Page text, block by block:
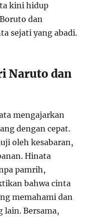
kini hidup
dan
sejati yang abadi.
Naruto dan
mengajarkan
dengan cepat.
oleh kesabaran,
Hinata
pamrih,
bahwa cinta
memahami dan
lain. Bersama,